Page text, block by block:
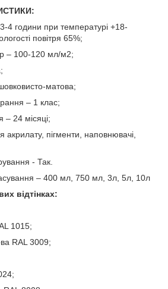
4 години при температурі +18-
повітря 65%;
– 100-120 мл/м2;
матова;
– 1 клас;
– 24 місяці;
акрилату, пігменти, наповнювачі,
- Так.
– 400 мл, 750 мл, 3л, 5л, 10л
відтінках:
1015;
RAL 3009;